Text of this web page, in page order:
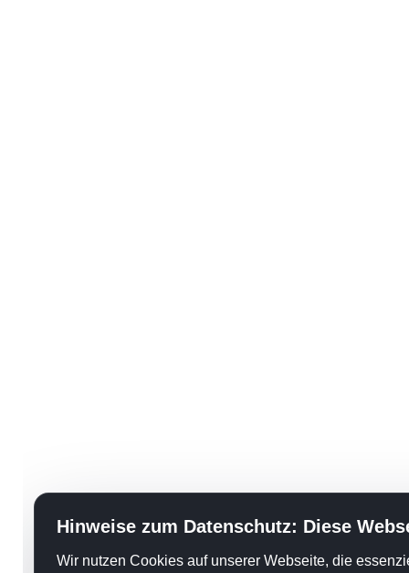
Hinweise zum Datenschutz: Diese
Wir nutzen Cookies auf unserer Webseite, die